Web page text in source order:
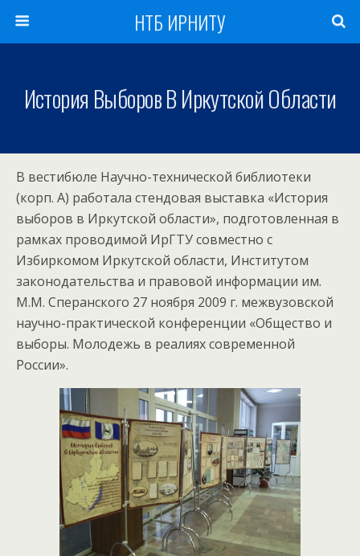
НТБ ИРНИТУ
История Выборов В Иркутской Области
В вестибюле Научно-технической библиотеки
(корп. А) работала стендовая выставка «История
выборов в Иркутской области», подготовленная в
рамках проводимой ИрГТУ совместно с
Избиркомом Иркутской области, Институтом
законодательства и правовой информации им.
М.М. Сперанского 27 ноября 2009 г. межвузовской
научно-практической конференции «Общество и
выборы. Молодежь в реалиях современной
России».